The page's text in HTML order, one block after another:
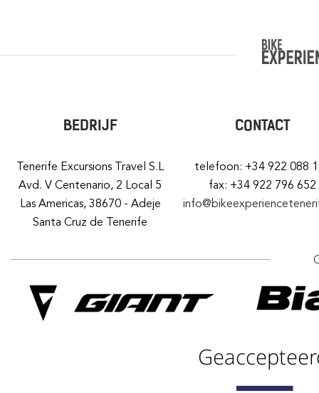
BEDRIJF
Tenerife Excursions Travel S.L
Avd. V Centenario, 2 Local 5
Las Americas, 38670 - Adeje
Santa Cruz de Tenerife
CONTACT
telefoon: +34 922 088
fax: +34 922 796 652